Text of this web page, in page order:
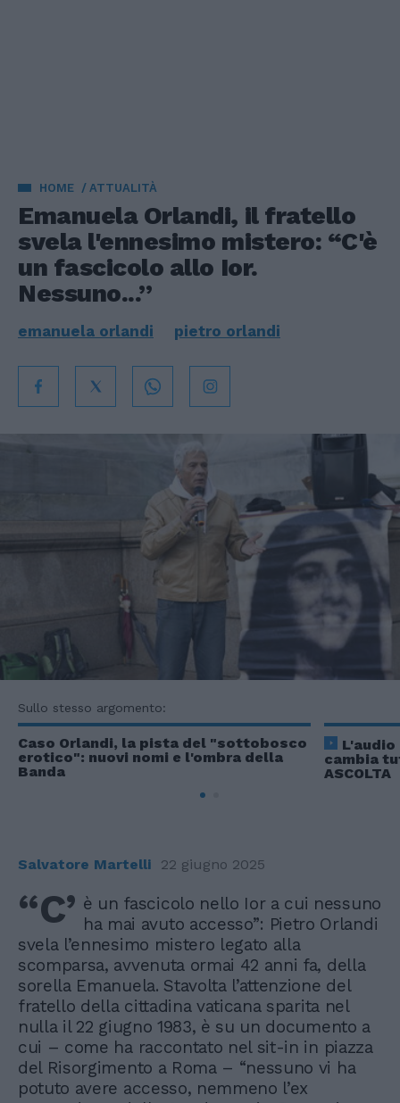
HOME ATTUALITÀ
Emanuela Orlandi, il fratello
svela l'ennesimo mistero: “C'è
un fascicolo allo Ior.
Nessuno...”
emanuela orlandi pietro orlandi
Sullo stesso argomento:
Caso Orlandi, la pista del "sottobosco
erotico": nuovi nomi e l'ombra della
Banda
cambia
ASCOLTA
Salvatore Martelli 22 giugno 2025
“C’ è un fascicolo nello Ior a cui nessuno
ha mai avuto accesso”: Pietro Orlandi
svela l’ennesimo mistero legato alla
scomparsa, avvenuta ormai 42 anni fa, della
sorella Emanuela. Stavolta l’attenzione del
fratello della cittadina vaticana sparita nel
nulla il 22 giugno 1983, è su un documento a
cui – come ha raccontato nel sit-in in piazza
del Risorgimento a Roma – “nessuno vi ha
potuto avere accesso, nemmeno l’ex